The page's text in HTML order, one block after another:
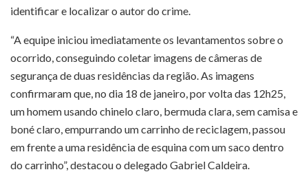
identificar e localizar o autor do crime.
“A equipe iniciou imediatamente os levantamentos sobre o
ocorrido, conseguindo coletar imagens de câmeras de
segurança de duas residências da região. As imagens
confirmaram que, no dia 18 de janeiro, por volta das 12h25,
um homem usando chinelo claro, bermuda clara, sem camisa e
boné claro, empurrando um carrinho de reciclagem, passou
em frente a uma residência de esquina com um saco dentro
do carrinho”, destacou o delegado Gabriel Caldeira.